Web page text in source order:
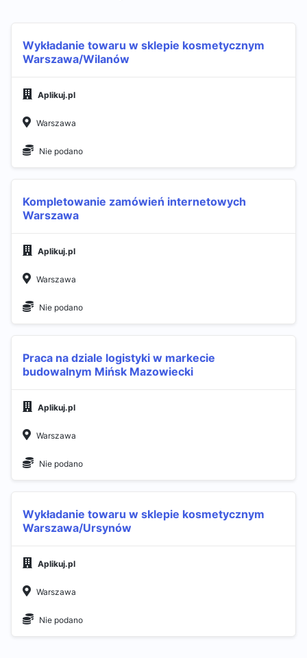
Wykładanie towaru w sklepie kosmetycznym
Warszawa/Wilanów
Aplikuj.pl
Warszawa
Nie podano
Kompletowanie zamówień internetowych
Warszawa
Aplikuj.pl
Warszawa
Nie podano
Praca na dziale logistyki w markecie
budowalnym Mińsk Mazowiecki
Aplikuj.pl
Warszawa
Nie podano
Wykładanie towaru w sklepie kosmetycznym
Warszawa/Ursynów
Aplikuj.pl
Warszawa
Nie podano